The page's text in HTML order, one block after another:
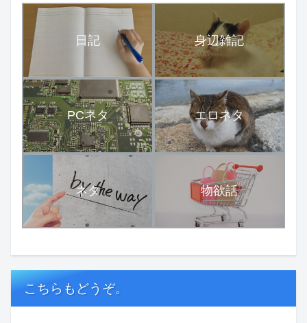
日記 身辺雑記
PCネタ エロネタ
ネタ 物欲話
こちらもどうぞ。